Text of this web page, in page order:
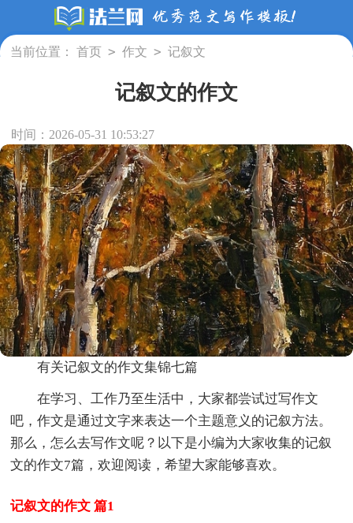
当前位置： 首页 > 作文 > 记叙文
记叙文的作文
时间：2026-05-31 10:53:27
有关记叙文的作文集锦七篇
在学习、工作乃至生活中，大家都尝试过写作文
吧，作文是通过文字来表达一个主题意义的记叙方法。
那么，怎么去写作文呢？以下是小编为大家收集的记叙
文的作文7篇，欢迎阅读，希望大家能够喜欢。
记叙文的作文 篇1